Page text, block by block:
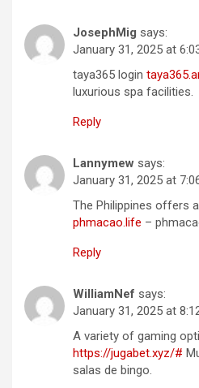
JosephMig says:
January 31, 2025 at
taya365 login
luxurious spa facilities.
Reply
Lannymew says:
January 31, 2025 at
The Philippines offers
phmacao.life –
Reply
WilliamNef says:
January 31, 2025 at
A variety of gaming
https://jugabet.xyz/#
salas de bingo.